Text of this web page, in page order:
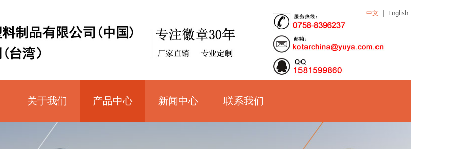
关于我们 产品中心 新闻中心 联系我们
中文 | English